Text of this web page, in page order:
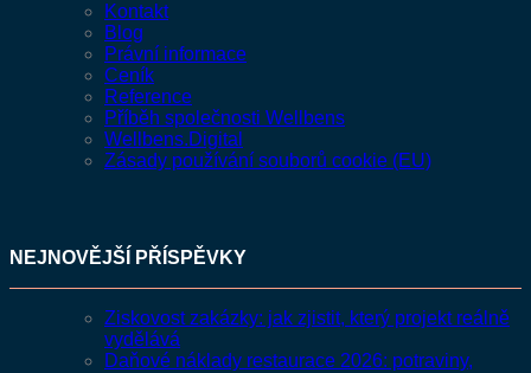
Kontakt
Blog
Právní informace
Ceník
Reference
Příběh společnosti Wellbens
Wellbens.Digital
Zásady používání souborů cookie (EU)
NEJNOVĚJŠÍ PŘÍSPĚVKY
Ziskovost zakázky: jak zjistit, který projekt reálně
vydělává
Daňové náklady restaurace 2026: potraviny,